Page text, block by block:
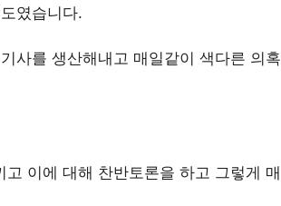
였습니다.
사를 생산해내고 매일같이 색다른 의혹
이에 대해 찬반토론을 하고 그렇게 매